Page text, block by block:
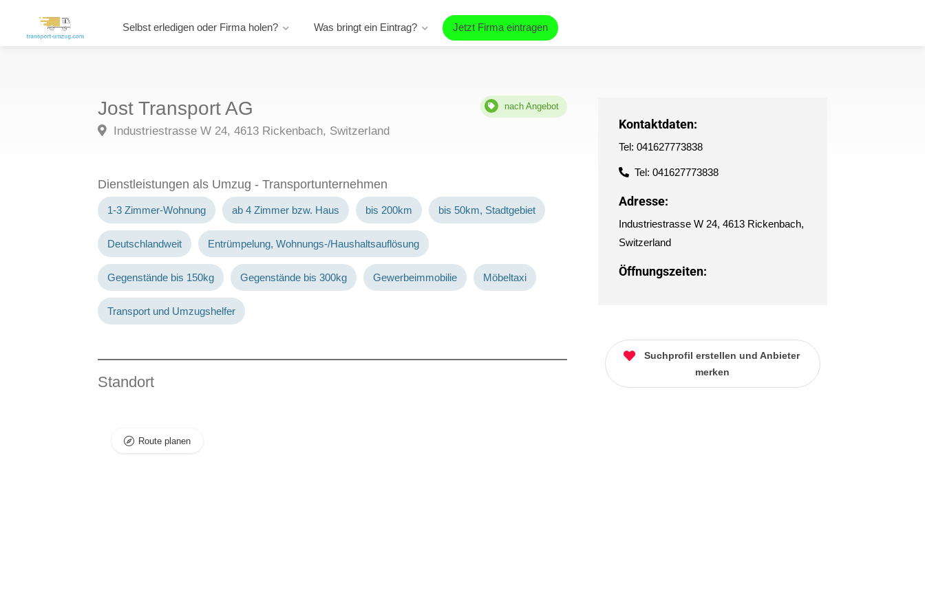
Selbst erledigen oder Firma holen? Was bringt ein Eintrag? Jetzt Firma eintragen
Jost Transport AG nach Angebot
Industriestrasse W 24, 4613 Rickenbach, Switzerland
Dienstleistungen als Umzug - Transportunternehmen
1-3 Zimmer-Wohnung ab 4 Zimmer bzw. Haus bis 200km bis 50km, Stadtgebiet
Deutschlandweit Entrümpelung, Wohnungs-/Haushaltsauflösung
Gegenstände bis 150kg Gegenstände bis 300kg Gewerbeimmobilie Möbeltaxi
Transport und Umzugshelfer
Standort
Route planen
Kontaktdaten:
Tel: 041627773838
Tel: 041627773838
Adresse:
Industriestrasse W 24, 4613 Rickenbach,
Switzerland
Öffnungszeiten:
Suchprofil erstellen und Anbieter
merken